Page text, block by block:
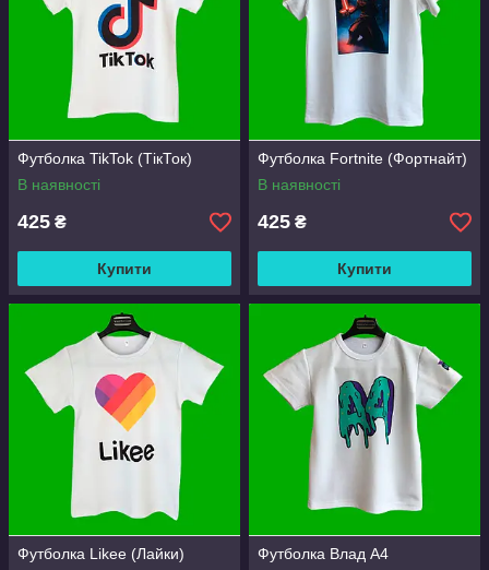
Футболка TikTok (ТікТок)
В наявності
425 ₴
Купити
Футболка Fortnite (Фортнайт)
В наявності
425 ₴
Купити
Футболка Likee (Лайки)
Футболка Влад А4